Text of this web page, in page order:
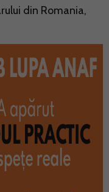
din Romania,